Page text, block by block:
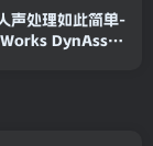
声处理如此简单-
DynAssist